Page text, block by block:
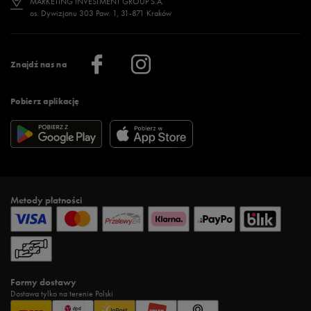
Znajdź nas na
Pobierz aplikację
Regulamin sklepu 50 style
Regulamin aplikacji 50 style
Więcej regulaminów >
Więcej >
Klub 50 style
Praca
Informacje o firmie
os. Dywizjonu 303 Paw. 1, 31-871 Kraków
Metody płatności
Formy dostawy
Dostawa tylko na terenie Polski